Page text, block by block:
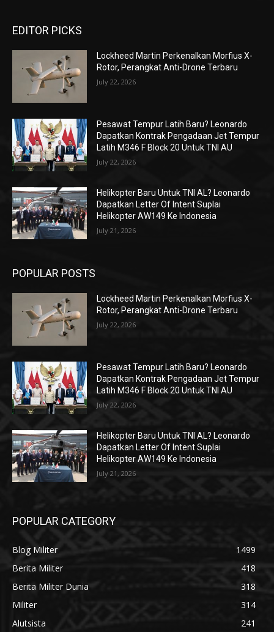
EDITOR PICKS
Lockheed Martin Perkenalkan Morfius X-
Rotor, Perangkat Anti-Drone Terbaru
July 22, 2026
Pesawat Tempur Latih Baru? Leonardo
Dapatkan Kontrak Pengadaan Jet Tempur
Latih M346 F Block 20 Untuk TNI AU
July 22, 2026
Helikopter Baru Untuk TNI AL? Leonardo
Dapatkan Letter Of Intent Suplai
Helikopter AW149 Ke Indonesia
July 21, 2026
POPULAR POSTS
Lockheed Martin Perkenalkan Morfius X-
Rotor, Perangkat Anti-Drone Terbaru
July 22, 2026
Pesawat Tempur Latih Baru? Leonardo
Dapatkan Kontrak Pengadaan Jet Tempur
Latih M346 F Block 20 Untuk TNI AU
July 22, 2026
Helikopter Baru Untuk TNI AL? Leonardo
Dapatkan Letter Of Intent Suplai
Helikopter AW149 Ke Indonesia
July 21, 2026
POPULAR CATEGORY
Blog Militer
1499
Berita Militer
418
Berita Militer Dunia
318
Militer
314
Alutsista
241